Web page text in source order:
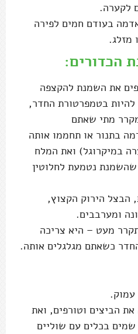
לקערה.
בעודם חמים לפירה
מזלג.
הכדורים:
את השמנת להקצפה
בטמפרטורת החדר,
מתי שאתם
בתנור או תחממו אותה
במיקרוגל) ואת המלח
נטמעת לחלוטין
הבצל הירוק הקצוץ,
ומערבבים.
מעט – היא צריכה
כשאתם מגלגלים אותה.
עמוק.
הביצים וטורפים, ואת
בכלים עם שוליים